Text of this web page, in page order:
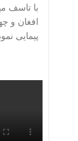
با تاسف
افغان و
پیمایی